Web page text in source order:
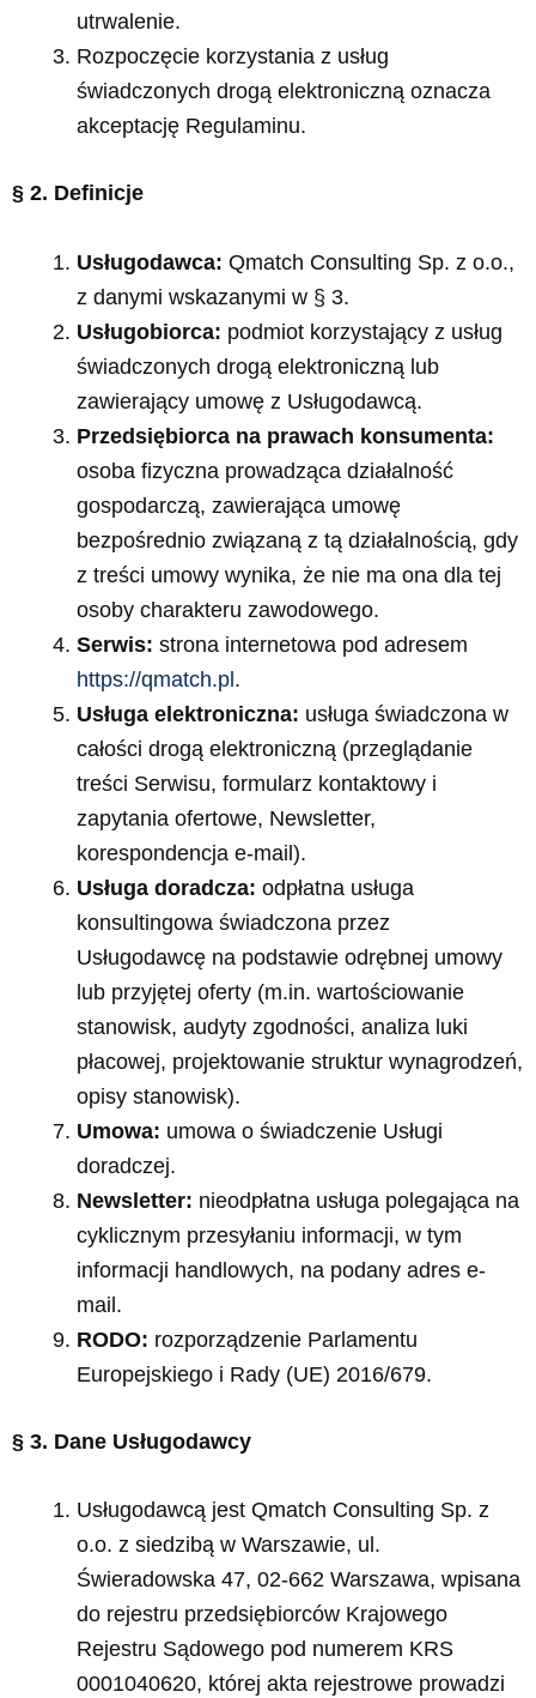
utrwalenie.
Rozpoczęcie korzystania z usług
świadczonych drogą elektroniczną oznacza
akceptację Regulaminu.
§ 2. Definicje
Usługodawca: Qmatch Consulting Sp. z o.o.,
z danymi wskazanymi w § 3.
Usługobiorca: podmiot korzystający z usług
świadczonych drogą elektroniczną lub
zawierający umowę z Usługodawcą.
Przedsiębiorca na prawach konsumenta:
osoba fizyczna prowadząca działalność
gospodarczą, zawierająca umowę
bezpośrednio związaną z tą działalnością, gdy
z treści umowy wynika, że nie ma ona dla tej
osoby charakteru zawodowego.
Serwis: strona internetowa pod adresem
https://qmatch.pl.
Usługa elektroniczna: usługa świadczona w
całości drogą elektroniczną (przeglądanie
treści Serwisu, formularz kontaktowy i
zapytania ofertowe, Newsletter,
korespondencja e-mail).
Usługa doradcza: odpłatna usługa
konsultingowa świadczona przez
Usługodawcę na podstawie odrębnej umowy
lub przyjętej oferty (m.in. wartościowanie
stanowisk, audyty zgodności, analiza luki
płacowej, projektowanie struktur wynagrodzeń,
opisy stanowisk).
Umowa: umowa o świadczenie Usługi
doradczej.
Newsletter: nieodpłatna usługa polegająca na
cyklicznym przesyłaniu informacji, w tym
informacji handlowych, na podany adres e-
mail.
RODO: rozporządzenie Parlamentu
Europejskiego i Rady (UE) 2016/679.
§ 3. Dane Usługodawcy
Usługodawcą jest Qmatch Consulting Sp. z
o.o. z siedzibą w Warszawie, ul.
Świeradowska 47, 02-662 Warszawa, wpisana
do rejestru przedsiębiorców Krajowego
Rejestru Sądowego pod numerem KRS
0001040620, której akta rejestrowe prowadzi